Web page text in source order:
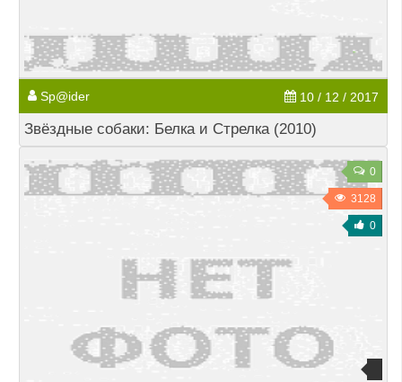
Sp@ider 10 / 12 / 2017
Звёздные собаки: Белка и Стрелка (2010)
0
3128
0